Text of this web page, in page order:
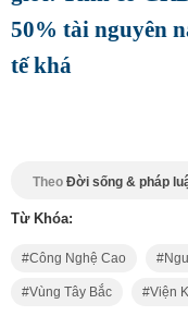
50% tài nguyên
tế khá
Theo Đời sống & pháp
Từ Khóa:
Công Nghệ Cao
Vùng Tây Bắc Viện